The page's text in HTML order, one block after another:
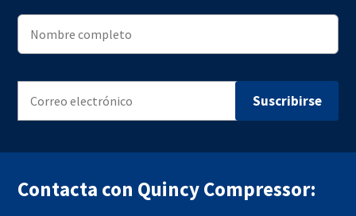
Contacta con Quincy Compressor: